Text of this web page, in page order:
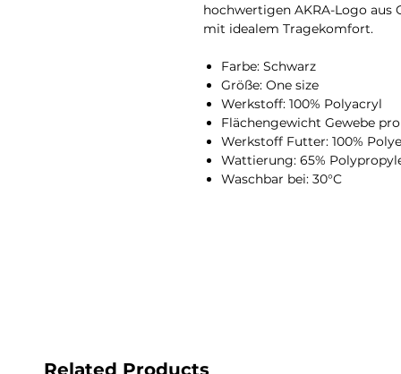
hochwertigen AKRA-Logo
mit idealem Tragekomfort.
Farbe: Schwarz
Größe: One size
Werkstoff: 100% Polyacryl
Flächengewicht Gewebe
Werkstoff Futter: 100%
Wattierung: 65%
Waschbar bei: 30°C
Related Products